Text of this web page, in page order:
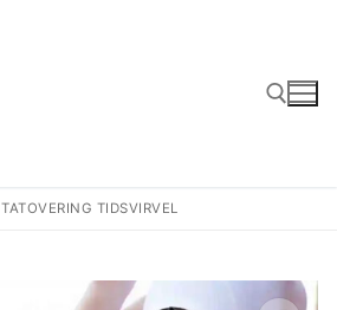
TATOVERING TIDSVIRVEL